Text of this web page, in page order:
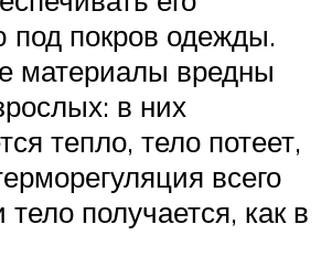
под покров одежды.
вредны
в них
тепло, тело потеет,
всего
тело получается, как в